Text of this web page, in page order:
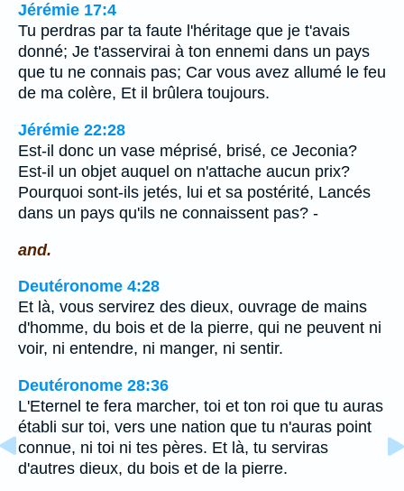
Jérémie 17:4
Tu perdras par ta faute l'héritage que je t'avais
donné; Je t'asservirai à ton ennemi dans un pays
que tu ne connais pas; Car vous avez allumé le feu
de ma colère, Et il brûlera toujours.
Jérémie 22:28
Est-il donc un vase méprisé, brisé, ce Jeconia?
Est-il un objet auquel on n'attache aucun prix?
Pourquoi sont-ils jetés, lui et sa postérité, Lancés
dans un pays qu'ils ne connaissent pas? -
and.
Deutéronome 4:28
Et là, vous servirez des dieux, ouvrage de mains
d'homme, du bois et de la pierre, qui ne peuvent ni
voir, ni entendre, ni manger, ni sentir.
Deutéronome 28:36
L'Eternel te fera marcher, toi et ton roi que tu auras
établi sur toi, vers une nation que tu n'auras point
connue, ni toi ni tes pères. Et là, tu serviras
d'autres dieux, du bois et de la pierre.